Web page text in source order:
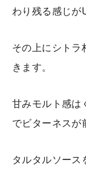
わり残る感じが
その上にシトラ
きます。
甘みモルト感は
でビターネスが
タルタルソー